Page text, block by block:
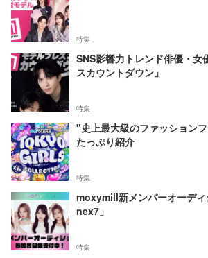
特集
SNS影響力トレンド俳優・女
スカウントダウン」
特集
"史上最大級のファッション
たっぷり紹介
特集
moxymill新メンバーオーデ
nex7」
特集